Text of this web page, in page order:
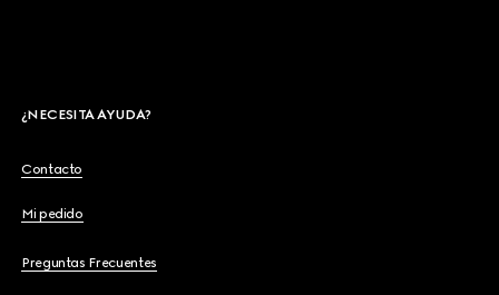
¿NECESITA AYUDA?
Contacto
Mi pedido
Preguntas Frecuentes